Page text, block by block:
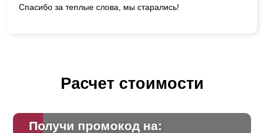
Спасибо за теплые слова, мы старались!
Расчет стоимости
Получи промокод на: